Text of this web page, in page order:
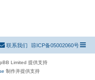
琼ICP备05002060号
联系我们
Limited 提供支持
制作并提供支持